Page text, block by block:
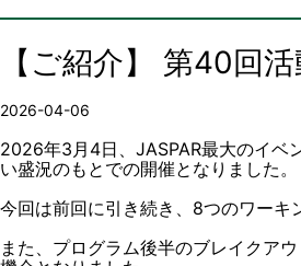
【ご紹介】 第40回
2026-04-06
2026年3月4日、JASPAR最大のイベ
い盛況のもとでの開催となりました。
今回は前回に引き続き、8つのワーキ
また、プログラム後半のブレイクア